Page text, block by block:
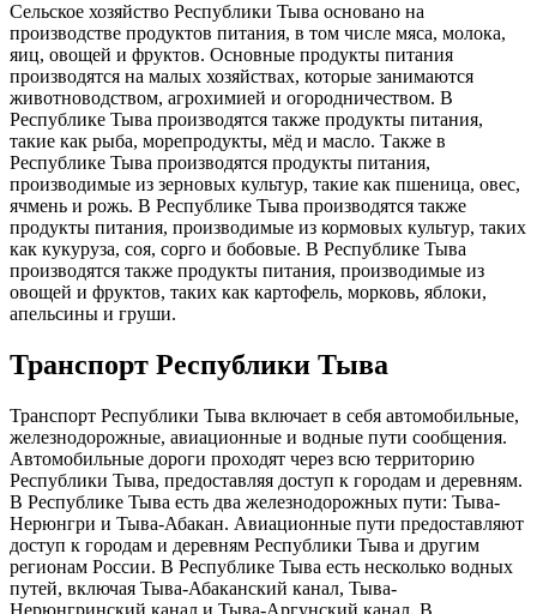
Сельское хозяйство Республики Тыва основано на
производстве продуктов питания, в том числе мяса, молока,
яиц, овощей и фруктов. Основные продукты питания
производятся на малых хозяйствах, которые занимаются
животноводством, агрохимией и огородничеством. В
Республике Тыва производятся также продукты питания,
такие как рыба, морепродукты, мёд и масло. Также в
Республике Тыва производятся продукты питания,
производимые из зерновых культур, такие как пшеница, овес,
ячмень и рожь. В Республике Тыва производятся также
продукты питания, производимые из кормовых культур, таких
как кукуруза, соя, сорго и бобовые. В Республике Тыва
производятся также продукты питания, производимые из
овощей и фруктов, таких как картофель, морковь, яблоки,
апельсины и груши.
Транспорт Республики Тыва
Транспорт Республики Тыва включает в себя автомобильные,
железнодорожные, авиационные и водные пути сообщения.
Автомобильные дороги проходят через всю территорию
Республики Тыва, предоставляя доступ к городам и деревням.
В Республике Тыва есть два железнодорожных пути: Тыва-
Нерюнгри и Тыва-Абакан. Авиационные пути предоставляют
доступ к городам и деревням Республики Тыва и другим
регионам России. В Республике Тыва есть несколько водных
путей, включая Тыва-Абаканский канал, Тыва-
Нерюнгринский канал и Тыва-Аргунский канал. В